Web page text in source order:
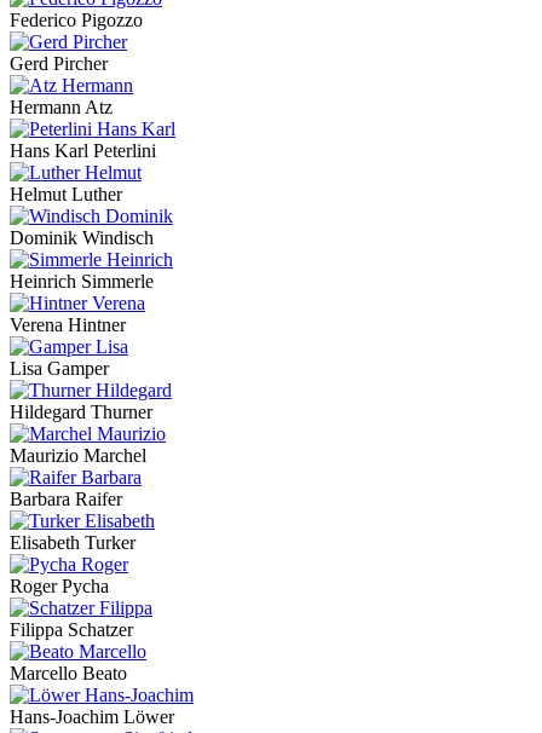
Federico Pigozzo
Gerd Pircher
Hermann Atz
Hans Karl Peterlini
Helmut Luther
Dominik Windisch
Heinrich Simmerle
Verena Hintner
Lisa Gamper
Hildegard Thurner
Maurizio Marchel
Barbara Raifer
Elisabeth Turker
Roger Pycha
Filippa Schatzer
Marcello Beato
Hans-Joachim Löwer